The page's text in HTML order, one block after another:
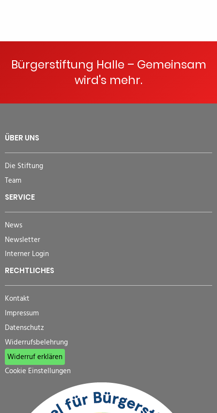
Bürgerstiftung Halle – Gemeinsam
wird's mehr.
ÜBER UNS
Die Stiftung
Team
SERVICE
News
Newsletter
Interner Login
RECHTLICHES
Kontakt
Impressum
Datenschutz
Widerrufsbelehrung
Widerruf erklären
Cookie Einstellungen